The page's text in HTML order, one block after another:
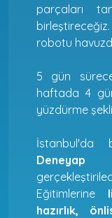
parçaları
robotu
5 gün
haftada 4
yüzdürme
İstanbul'da
Deneyap
Eğitimlerine
hazırlık,